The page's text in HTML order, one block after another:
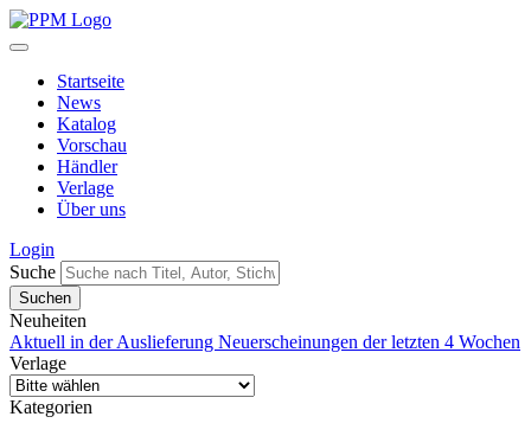
Startseite
News
Katalog
Vorschau
Händler
Verlage
Über uns
Login
Suche
Neuheiten
Aktuell in der Auslieferung Neuerscheinungen der letzten 4 Wochen
Verlage
Kategorien